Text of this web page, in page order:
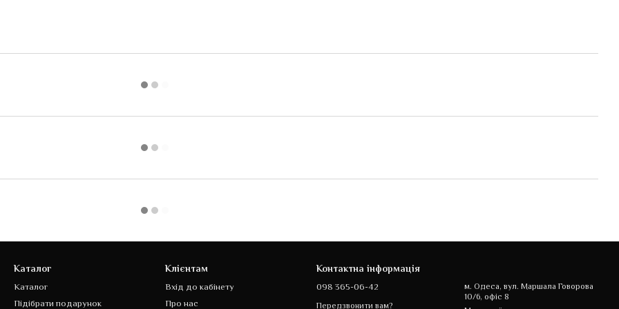
Каталог
Каталог
Підібрати подарунок
Клієнтам
Вхід до кабінету
Про нас
Контактна інформація
098 365-06-42
Передзвонити вам?
м. Одеса, вул. Маршала Говорова
10/6, офіс 8